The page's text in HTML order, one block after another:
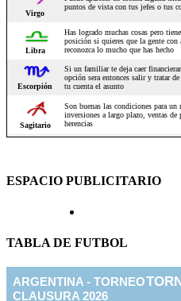
ESPACIO PUBLICITARIO
TABLA DE FUTBOL